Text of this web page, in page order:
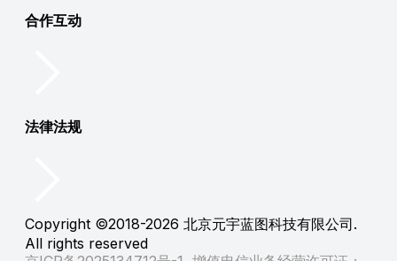
合作互动
法律法规
Copyright ©2018-2026 北京元宇蓝图科技有限公司.
All rights reserved